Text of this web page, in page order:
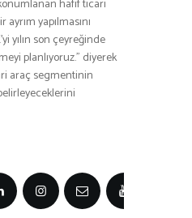
hafif ticari
yapılmasını
yılın son çeyreğinde
planlıyoruz.” diyerek
araç segmentinin